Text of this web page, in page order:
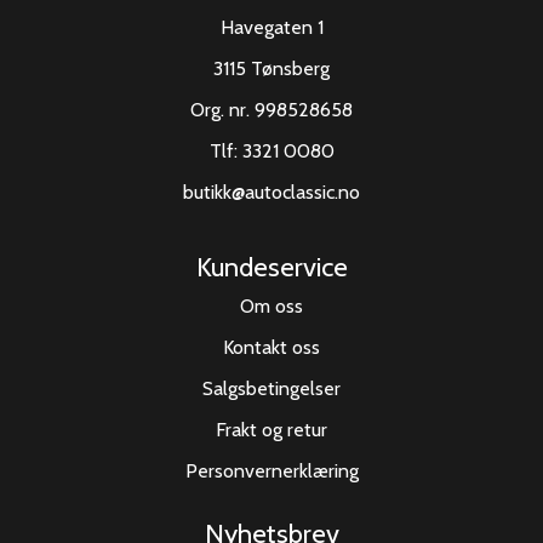
Havegaten 1
3115 Tønsberg
Org. nr. 998528658
Tlf: 3321 0080
butikk@autoclassic.no
Kundeservice
Om oss
Kontakt oss
Salgsbetingelser
Frakt og retur
Personvernerklæring
Nyhetsbrev